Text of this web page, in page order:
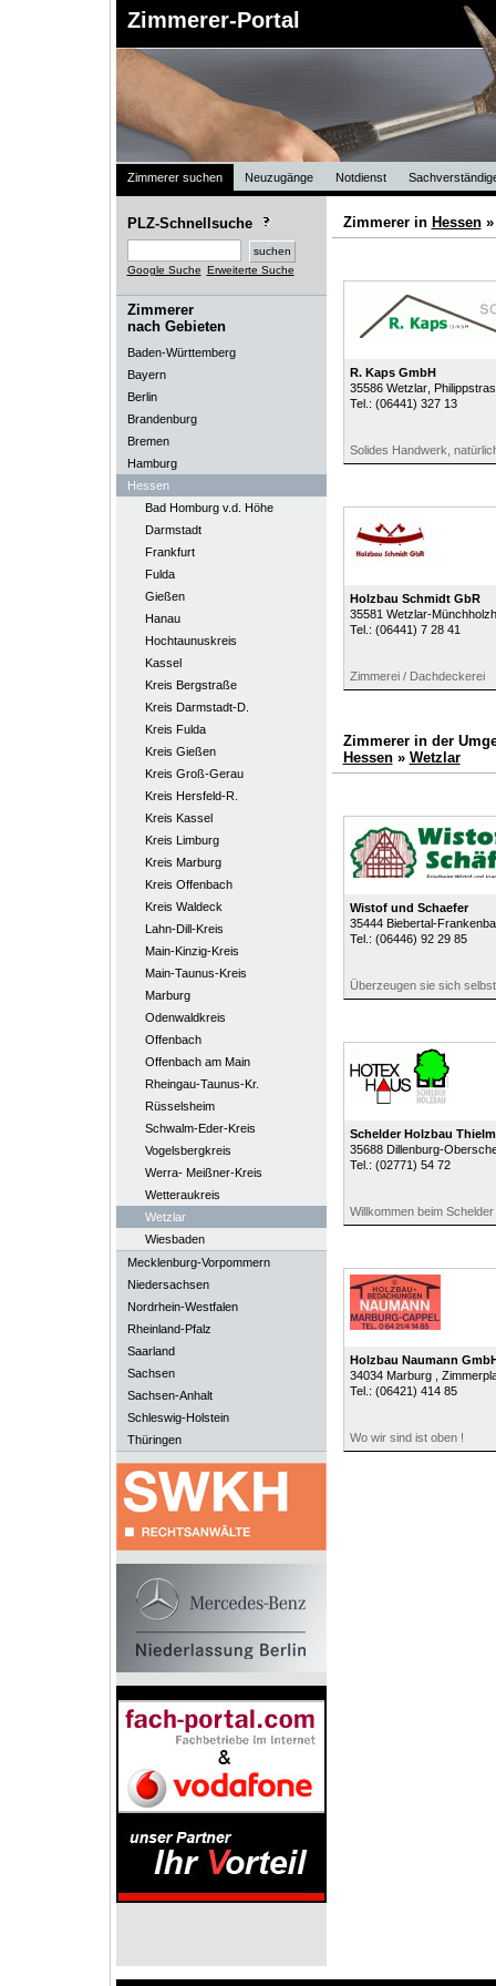
Zimmerer-Portal
Zimmerer suchen Neuzugänge Notdienst
PLZ-Schnellsuche
Google Suche Erweiterte Suche
Zimmerer
nach Gebieten
Baden-Württemberg
Bayern
Berlin
Brandenburg
Bremen
Hamburg
Hessen
Bad Homburg v.d. Höhe
Darmstadt
Frankfurt
Fulda
Gießen
Hanau
Hochtaunuskreis
Kassel
Kreis Bergstraße
Kreis Darmstadt-D.
Kreis Fulda
Kreis Gießen
Kreis Groß-Gerau
Kreis Hersfeld-R.
Kreis Kassel
Kreis Limburg
Kreis Marburg
Kreis Offenbach
Kreis Waldeck
Lahn-Dill-Kreis
Main-Kinzig-Kreis
Main-Taunus-Kreis
Marburg
Odenwaldkreis
Offenbach
Offenbach am Main
Rheingau-Taunus-Kr.
Rüsselsheim
Schwalm-Eder-Kreis
Vogelsbergkreis
Werra- Meißner-Kreis
Wetteraukreis
Wetzlar
Wiesbaden
Mecklenburg-Vorpommern
Niedersachsen
Nordrhein-Westfalen
Rheinland-Pfalz
Saarland
Sachsen
Sachsen-Anhalt
Schleswig-Holstein
Thüringen
Zimmerer in Hessen
R. Kaps GmbH
35586 Wetzlar,
Tel.: (06441) 327 13
Solides Handwerk,
Holzbau Schmidt GbR
35581 Wetzlar-
Tel.: (06441) 7 28 41
Zimmerei / Dachdeckerei
Zimmerer in der
Hessen» Wetzlar
Wistof und Schaefer
35444 Biebertal-
Tel.: (06446) 92 29 85
Überzeugen sie sich selbst
Schelder Holzbau
35688 Dillenburg-
Tel.: (02771) 54 72
Willkommen beim
Holzbau Naumann
34034 Marburg
,
Tel.: (06421) 414 85
Wo wir sind ist oben !